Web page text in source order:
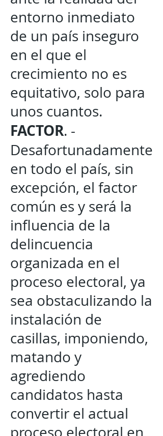
entorno inmediato
de un país inseguro
en el que el
crecimiento no es
equitativo, solo para
unos cuantos.
FACTOR. -
Desafortunadamente
en todo el país, sin
excepción, el factor
común es y será la
influencia de la
delincuencia
organizada en el
proceso electoral, ya
sea obstaculizando la
instalación de
casillas, imponiendo,
matando y
agrediendo
candidatos hasta
convertir el actual
proceso electoral en